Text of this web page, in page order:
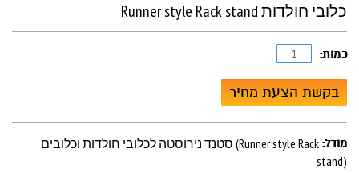
כלובי חולדות Runner style Rack stand
כמות:
בקשת הצעת מחיר
מודל:
סטנד נירוסטה לכלובי חולדות וכלובים (Runner style Rack
stand)